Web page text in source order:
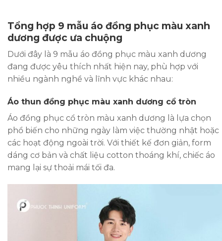
Tổng hợp 9 mẫu áo đồng phục màu xanh
dương được ưa chuộng
Dưới đây là 9 mẫu áo đồng phục màu xanh dương
đang được yêu thích nhất hiện nay, phù hợp với
nhiều ngành nghề và lĩnh vực khác nhau:
Áo thun đồng phục màu xanh dương cổ tròn
Áo đồng phục cổ tròn màu xanh dương là lựa chọn
phổ biến cho những ngày làm việc thường nhật hoặc
các hoạt động ngoài trời. Với thiết kế đơn giản, form
dáng cơ bản và chất liệu cotton thoáng khí, chiếc áo
mang lại sự thoải mái tối đa.